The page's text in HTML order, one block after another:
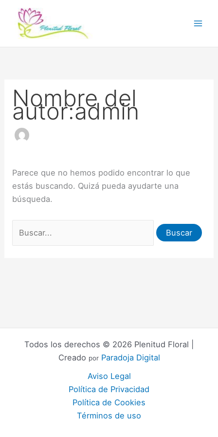
contenido
Nombre del
autor:admin
Parece que no hemos podido encontrar lo que
estás buscando. Quizá pueda ayudarte una
búsqueda.
Buscar
por:
Todos los derechos © 2026 Plenitud Floral |
Creado por Paradoja Digital
Aviso Legal
Política de Privacidad
Política de Cookies
Términos de uso